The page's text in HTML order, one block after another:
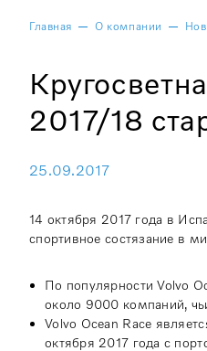
Главная О компании
2017/18
25.09.2017
14 октября 2017 года в
спортивное состязание в
По популярности Volvo
около 9000 компаний,
Volvo Ocean Race
октября 2017 года с